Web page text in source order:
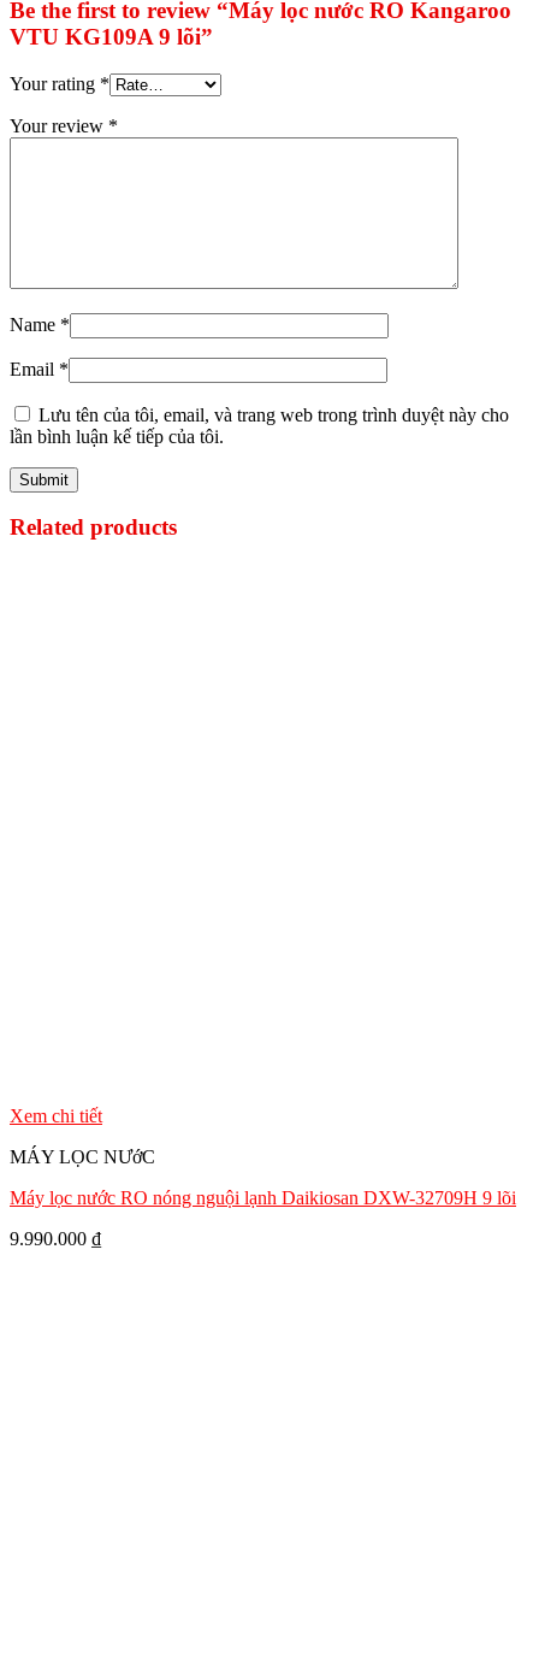
Be the first to review “Máy lọc nước RO Kangaroo
VTU KG109A 9 lõi”
Your rating *
Your review *
Name *
Email *
Lưu tên của tôi, email, và trang web trong trình duyệt này cho
lần bình luận kế tiếp của tôi.
Related products
Xem chi tiết
MÁY LỌC NƯớC
Máy lọc nước RO nóng nguội lạnh Daikiosan DXW-32709H 9 lõi
9.990.000 ₫